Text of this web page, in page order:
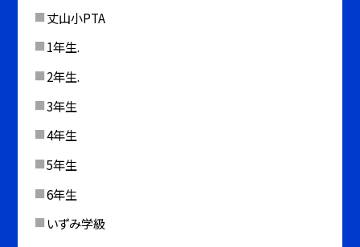
丈山小PTA
1年生.
2年生.
3年生
4年生
5年生
6年生
いずみ学級